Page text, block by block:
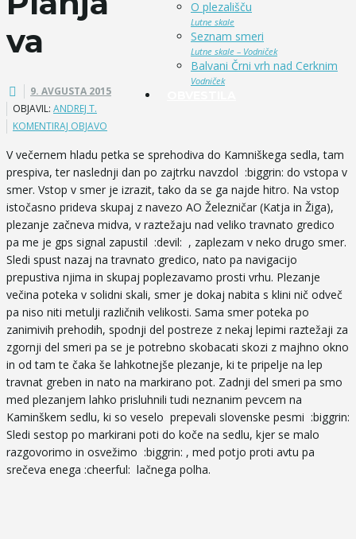
O plezališču
Lutne skale
Seznam smeri
Lutne skale – Vodniček
Balvani Črni vrh nad Cerknim
Vodniček
va
9. AVGUSTA 2015
OBJAVIL: ANDREJ T.
KOMENTIRAJ OBJAVO
V večernem hladu petka se sprehodiva do Kamniškega sedla, tam
prespiva, ter naslednji dan po zajtrku navzdol :biggrin: do vstopa v
smer. Vstop v smer je izrazit, tako da se ga najde hitro. Na vstop
istočasno prideva skupaj z navezo AO Železničar (Katja in Žiga),
plezanje začneva midva, v raztežaju nad veliko travnato gredico
pa me je gps signal zapustil :devil: , zaplezam v neko drugo smer.
Sledi spust nazaj na travnato gredico, nato pa navigacijo
prepustiva njima in skupaj poplezavamo prosti vrhu. Plezanje
večina poteka v solidni skali, smer je dokaj nabita s klini nič odveč
pa niso niti metulji različnih velikosti. Sama smer poteka po
zanimivih prehodih, spodnji del postreze z nekaj lepimi raztežaji za
zgornji del smeri pa se je potrebno skobacati skozi z majhno okno
in od tam te čaka še lahkotnejše plezanje, ki te pripelje na lep
travnat greben in nato na markirano pot. Zadnji del smeri pa smo
med plezanjem lahko prisluhnili tudi neznanim pevcem na
Kaminškem sedlu, ki so veselo prepevali slovenske pesmi :biggrin:
Sledi sestop po markirani poti do koče na sedlu, kjer se malo
razgovorimo in osvežimo :biggrin: , med potjo proti avtu pa
srečeva enega :cheerful: lačnega polha.